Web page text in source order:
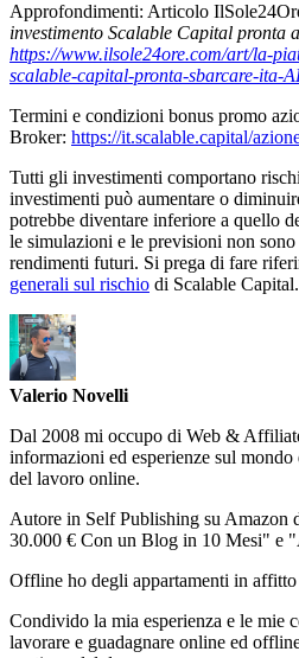
Approfondimenti: Articolo
investimento Scalable Capital pronta
https://www.ilsole24ore.com/art/la-
scalable-capital-pronta-sbarcare-ita-
Termini e condizioni bonus promo
Broker: https://it.scalable.capital/
Tutti gli investimenti comportano
investimenti può aumentare o
potrebbe diventare inferiore a quello
le simulazioni e le previsioni non
rendimenti futuri. Si prega di fare
generali sul rischio di Scalable Capital.
Valerio Novelli
Dal 2008 mi occupo di Web &
informazioni ed esperienze sul
del lavoro online.
Autore in Self Publishing su Amazon
30.000 € Con un Blog in 10 Mesi" e
Offline ho degli appartamenti in
Condivido la mia esperienza e le mie
lavorare e guadagnare online ed